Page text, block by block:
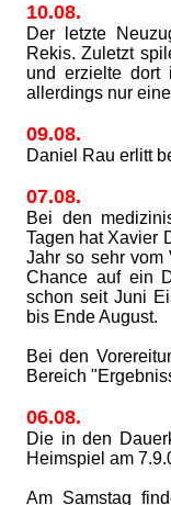
10.08.
Der letzte
Rekis. Zuletzt
und erzielte dort
allerdings nur
09.08.
Daniel Rau erlitt
07.08.
Bei den
Tagen hat Xavier
Jahr so sehr vom
Chance auf ein
schon seit Juni
bis Ende August.
Bei den
Bereich
06.08.
Die in den
Heimspiel am
Am Samstag